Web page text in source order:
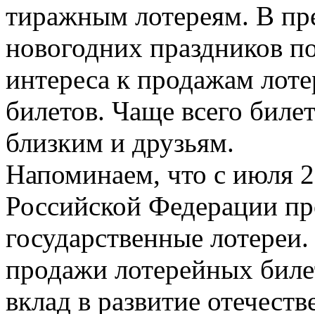
тиражным лотереям. В
новогодних праздников
интереса к продажам
билетов. Чаще всего
близким и друзьям.
Напоминаем, что с июля
Российской Федерации
государственные
продажи лотерейных
вклад в развитие